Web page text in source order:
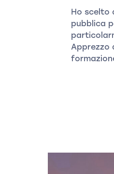
Ho scelto
pubblica
Apprezzo